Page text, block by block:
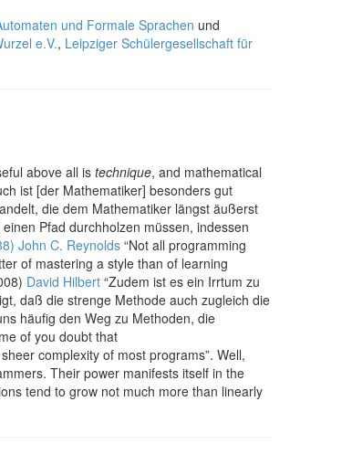
und Formale Sprachen und
e.V., Leipziger Schülergesellschaft für
above all is technique, and mathematical
ist [der Mathematiker] besonders gut
die dem Mathematiker längst äußerst
Pfad durchholzen müssen, indessen
John C. Reynolds “Not all programming
of mastering a style than of learning
David Hilbert “Zudem ist es ein Irrtum zu
daß die strenge Methode auch zugleich die
häufig den Weg zu Methoden, die
of you doubt that
complexity of most programs”. Well,
Their power manifests itself in the
tend to grow not much more than linearly